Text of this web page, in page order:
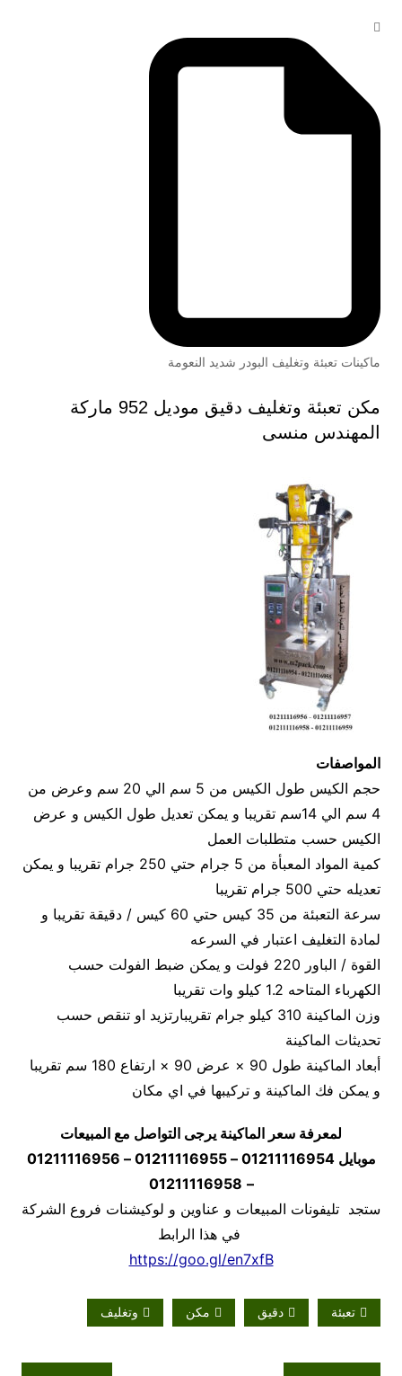
ماكينات تعبئة وتغليف البودر شديد النعومة
مكن تعبئة وتغليف دقيق موديل 952 ماركة
المهندس منسى
المواصفات
حجم الكيس طول الكيس من 5 سم الي 20 سم وعرض من
4 سم الي 14سم تقريبا و يمكن تعديل طول الكيس و عرض
الكيس حسب متطلبات العمل
كمية المواد المعبأة من 5 جرام حتي 250 جرام تقريبا و يمكن
تعديله حتي 500 جرام تقريبا
سرعة التعبئة من 35 كيس حتي 60 كيس / دقيقة تقريبا و
لمادة التغليف اعتبار في السرعه
القوة / الباور 220 فولت و يمكن ضبط الفولت حسب
الكهرباء المتاحه 1.2 كيلو وات تقريبا
وزن الماكينة 310 كيلو جرام تقريبارتزيد او تنقص حسب
تحديثات الماكينة
أبعاد الماكينة طول 90 × عرض 90 × ارتفاع 180 سم تقريبا
و يمكن فك الماكينة و تركيبها في اي مكان
لمعرفة سعر الماكينة يرجى التواصل مع المبيعات
موبايل01211116954 – 01211116955 – 01211116956
–
01211116958
ستجد تليفونات المبيعات و عناوين و لوكيشنات فروع الشركة
في هذا الرابط
https://goo.gl/en7xfB
تعبئة دقيق مكن وتغليف